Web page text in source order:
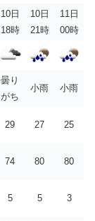
10日
18時
10日
21時
11日
00時
曇り
がち
小雨 小雨
29 27 25
74 80 80
5 5 3